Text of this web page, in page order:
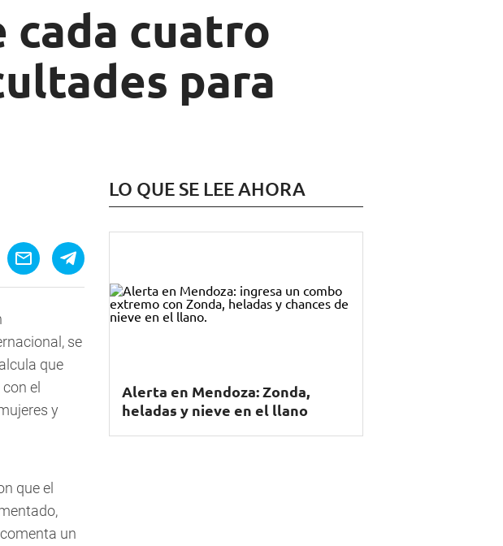
cada cuatro
para
se
que
el
y
que el
un
LO QUE SE LEE AHORA
Alerta en Mendoza: Zonda,
heladas y nieve en el llano